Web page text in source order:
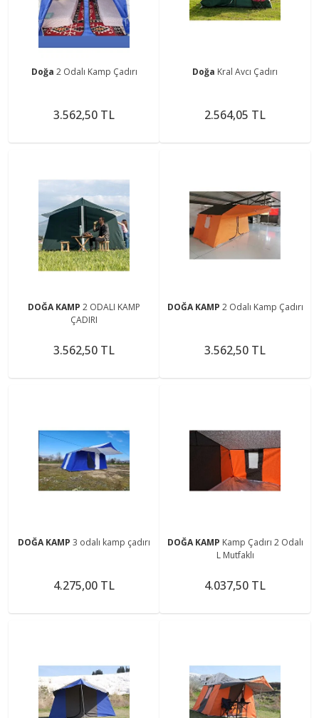
Doğa 2 Odalı Kamp Çadırı
3.562,50 TL
Doğa Kral Avcı Çadırı
2.564,05 TL
DOĞA KAMP 2 ODALI KAMP
ÇADIRI
3.562,50 TL
DOĞA KAMP 2 Odalı Kamp Çadırı
3.562,50 TL
DOĞA KAMP 3 odalı kamp çadırı
4.275,00 TL
DOĞA KAMP Kamp Çadırı 2 Odalı
L Mutfaklı
4.037,50 TL